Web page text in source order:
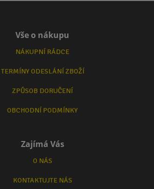
Vše o nákupu
NÁKUPNÍ RÁDCE
TERMÍNY ODESLÁNÍ ZBOŽÍ
ZPŮSOB DORUČENÍ
OBCHODNÍ PODMÍNKY
Zajímá Vás
O NÁS
KONTAKTUJTE NÁS